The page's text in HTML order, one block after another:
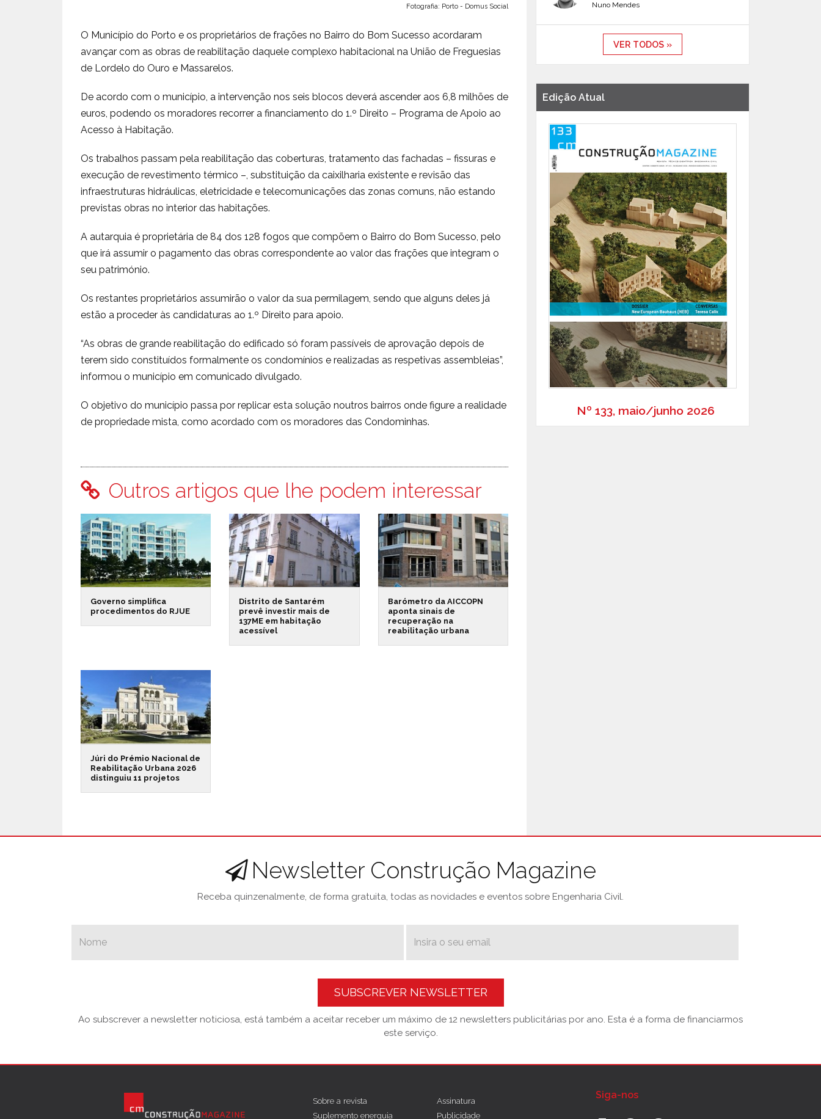
Fotografia: Porto - Domus Social
O Município do Porto e os proprietários de frações no Bairro do Bom Sucesso acordaram
avançar com as obras de reabilitação daquele complexo habitacional na União de Freguesias
de Lordelo do Ouro e Massarelos.
De acordo com o município, a intervenção nos seis blocos deverá ascender aos 6,8 milhões de
euros, podendo os moradores recorrer a financiamento do 1.º Direito – Programa de Apoio ao
Acesso à Habitação.
Os trabalhos passam pela reabilitação das coberturas, tratamento das fachadas – fissuras e
execução de revestimento térmico –, substituição da caixilharia existente e revisão das
infraestruturas hidráulicas, eletricidade e telecomunicações das zonas comuns, não estando
previstas obras no interior das habitações.
A autarquia é proprietária de 84 dos 128 fogos que compõem o Bairro do Bom Sucesso, pelo
que irá assumir o pagamento das obras correspondente ao valor das frações que integram o
seu património.
Os restantes proprietários assumirão o valor da sua permilagem, sendo que alguns deles já
estão a proceder às candidaturas ao 1.º Direito para apoio.
“As obras de grande reabilitação do edificado só foram passíveis de aprovação depois de
terem sido constituídos formalmente os condomínios e realizadas as respetivas assembleias”,
informou o município em comunicado divulgado.
O objetivo do município passa por replicar esta solução noutros bairros onde figure a realidade
de propriedade mista, como acordado com os moradores das Condominhas.
Outros artigos que lhe podem interessar
Governo simplifica
procedimentos do RJUE
Distrito de Santarém
prevê investir mais de
137ME em habitação
acessível
Barómetro da AICCOPN
aponta sinais de
recuperação na
reabilitação urbana
Júri do Prémio Nacional de
Reabilitação Urbana 2026
distinguiu 11 projetos
Nuno Mendes
VER TODOS »
Edição Atual
Nº 133, maio/junho 2026
Newsletter Construção Magazine
Receba quinzenalmente, de forma gratuita, todas as novidades e eventos sobre Engenharia Civil.
SUBSCREVER NEWSLETTER
Ao subscrever a newsletter noticiosa, está também a aceitar receber um máximo de 12 newsletters publicitárias por ano. Esta é a forma de financiarmos
este serviço.
Sobre a revista
Suplemento energuia
Assinatura
Publicidade
Siga-nos